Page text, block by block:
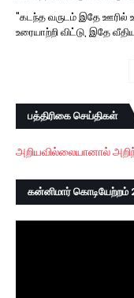
"கடந்த வருடம் இதே ஊரில்
உரையாற்றி விட்டு, இதே
பத்திரிகை செய்திகள்
அறியவில்லையானால்
கன்னிமார் கொடியேற்றம்